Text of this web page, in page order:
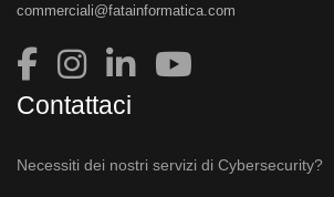
commerciali@fatainformatica.com
Contattaci
Necessiti dei nostri servizi di Cybersecurity?